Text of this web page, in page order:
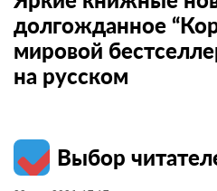
долгожданное
мировой
на русском
Выбор